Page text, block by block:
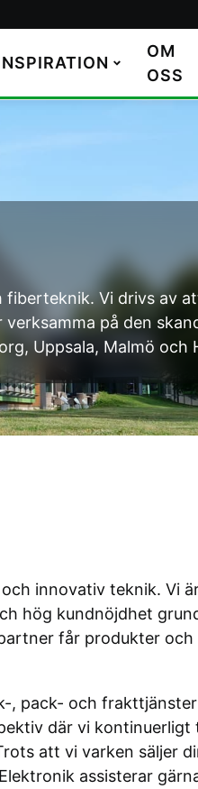
OM
OSS
fiberteknik. Vi drivs av
på den
Uppsala, Malmö och
innovativ teknik. Vi
hög kundnöjdhet
får produkter och
, pack- och
där vi
att vi varken säljer
assisterar